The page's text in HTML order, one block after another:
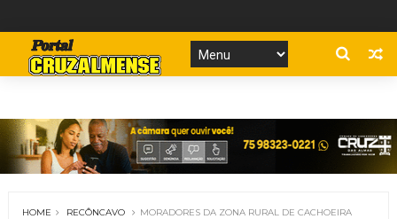
HOME RECÔNCAVO
MORADORES DA ZONA RURAL DE CACHOEIRA